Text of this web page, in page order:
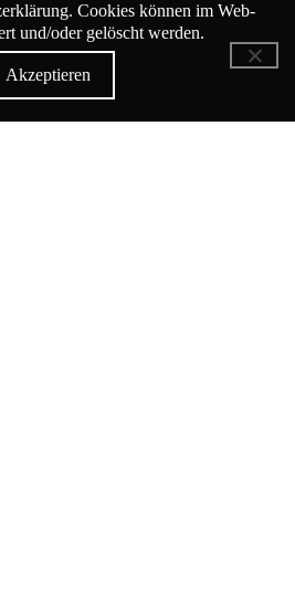
19
Cookies können im Web-
und/oder gelöscht werden.
Akzeptieren